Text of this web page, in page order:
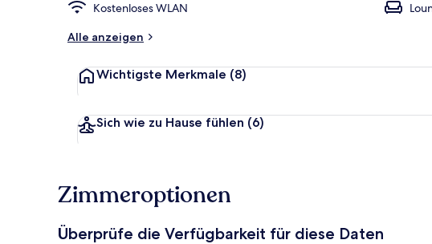
Kostenloses WLAN
Alle anzeigen
Wichtigste Merkmale (8)
Sich wie zu Hause fühlen (6)
Zimmeroptionen
Überprüfe die Verfügbarkeit für diese Daten